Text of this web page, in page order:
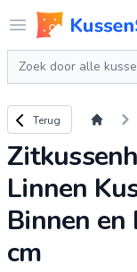
Open menu
Logo
Zoeken
Terug naar
Terug
Linnen
Binnen
cm